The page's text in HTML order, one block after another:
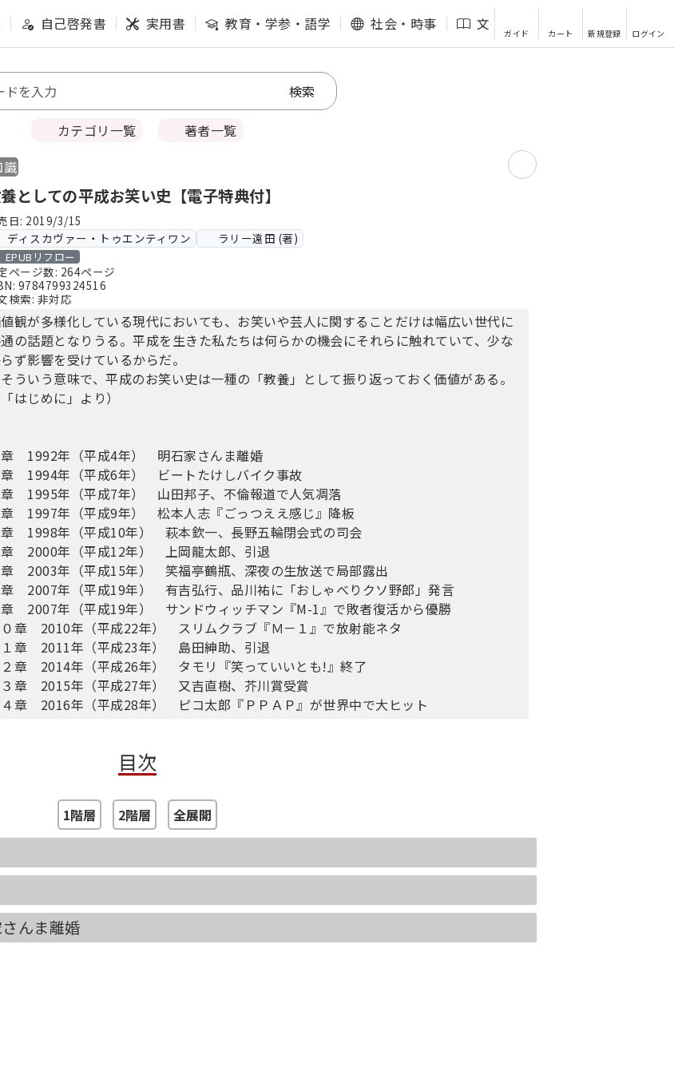
自己啓発書 実用書 教育・学参・語学 社会・時事 文芸・エッセイ
ガイド カート 新規登録 ログイン
カテゴリ一覧
著者一覧
識
としての平成お笑い史【電子特典付】
日: 2019/3/15
ディスカヴァー・トゥエンティワン
ラリー遠田 (著)
EPUBリフロー
ページ数: 264ページ
9784799324516
検索: 非対応
観が多様化している現代においても、お笑いや芸人に関することだけは幅広い世代に
の話題となりうる。平成を生きた私たちは何らかの機会にそれらに触れていて、少な
ず影響を受けているからだ。
ういう意味で、平成のお笑い史は一種の「教養」として振り返っておく価値がある。
「はじめに」より）
章 1992年（平成4年） 明石家さんま離婚
章 1994年（平成6年） ビートたけしバイク事故
章 1995年（平成7年） 山田邦子、不倫報道で人気凋落
章 1997年（平成9年） 松本人志『ごっつええ感じ』降板
章 1998年（平成10年） 萩本欽一、長野五輪閉会式の司会
章 2000年（平成12年） 上岡龍太郎、引退
章 2003年（平成15年） 笑福亭鶴瓶、深夜の生放送で局部露出
章 2007年（平成19年） 有吉弘行、品川祐に「おしゃべりクソ野郎」発言
章 2007年（平成19年） サンドウィッチマン『M-1』で敗者復活から優勝
０章 2010年（平成22年） スリムクラブ『Ｍ－１』で放射能ネタ
１章 2011年（平成23年） 島田紳助、引退
２章 2014年（平成26年） タモリ『笑っていいとも!』終了
３章 2015年（平成27年） 又吉直樹、芥川賞受賞
４章 2016年（平成28年） ピコ太郎『ＰＰＡＰ』が世界中で大ヒット
子書籍版には、加筆したコンテンツを収録。
年（令和元年） 吉本芸人が闇営業で謹慎処分に
目次
1階層 2階層 全展開
んま離婚